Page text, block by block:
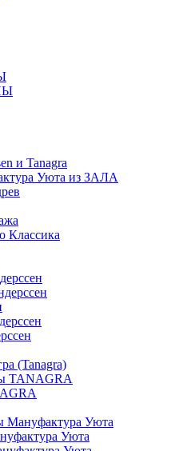
и Tanagra
Уюта из ЗАЛА
Классика
(Tanagra)
TANAGRA
Мануфактура Уюта
Уюта